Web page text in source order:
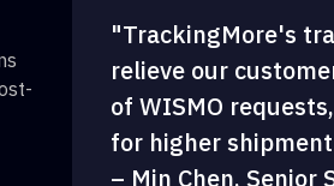
"TrackingMore's
relieve our
of WISMO
for higher
– Min Chen, Senior